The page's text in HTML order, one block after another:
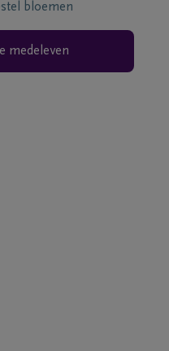
bloemen
medeleven